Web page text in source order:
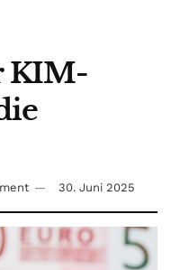
KIM-
30. Juni 2025